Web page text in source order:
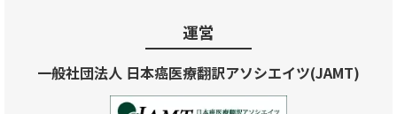
運営
一般社団法人 日本癌医療翻訳アソシエイツ(JAMT)